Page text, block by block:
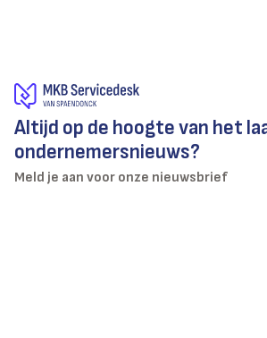
Altijd op de hoogte van het
ondernemersnieuws?
Meld je aan voor onze nieuwsbrief